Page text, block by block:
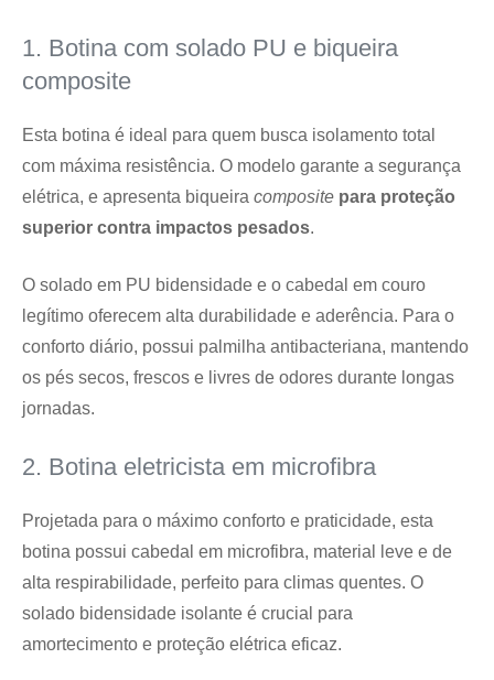
1. Botina com solado PU e biqueira
composite
Esta botina é ideal para quem busca isolamento total
com máxima resistência. O modelo garante a segurança
elétrica, e apresenta biqueira composite para proteção
superior contra impactos pesados.
O solado em PU bidensidade e o cabedal em couro
legítimo oferecem alta durabilidade e aderência. Para o
conforto diário, possui palmilha antibacteriana, mantendo
os pés secos, frescos e livres de odores durante longas
jornadas.
2. Botina eletricista em microfibra
Projetada para o máximo conforto e praticidade, esta
botina possui cabedal em microfibra, material leve e de
alta respirabilidade, perfeito para climas quentes. O
solado bidensidade isolante é crucial para
amortecimento e proteção elétrica eficaz.